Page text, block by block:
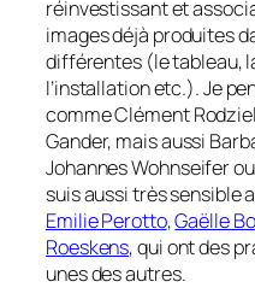
réinvestissant et
images déjà produites
différentes (le tableau,
l’installation etc.). Je
comme Clément
Gander, mais aussi
Johannes Wohnseifer
suis aussi très sensible
Emilie Perotto,Gaëlle
Roeskens, qui ont des
unes des autres.